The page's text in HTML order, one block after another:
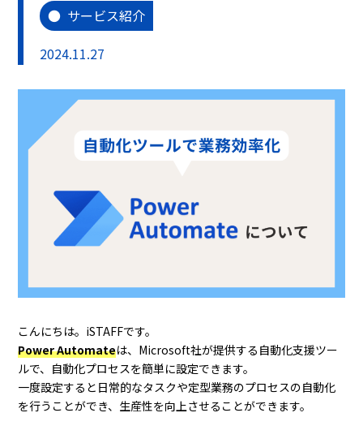
サービス紹介
2024.11.27
こんにちは。iSTAFFです。
Power Automateは、Microsoft社が提供する自動化支援ツー
ルで、自動化プロセスを簡単に設定できます。
一度設定すると日常的なタスクや定型業務のプロセスの自動化
を行うことができ、生産性を向上させることができます。